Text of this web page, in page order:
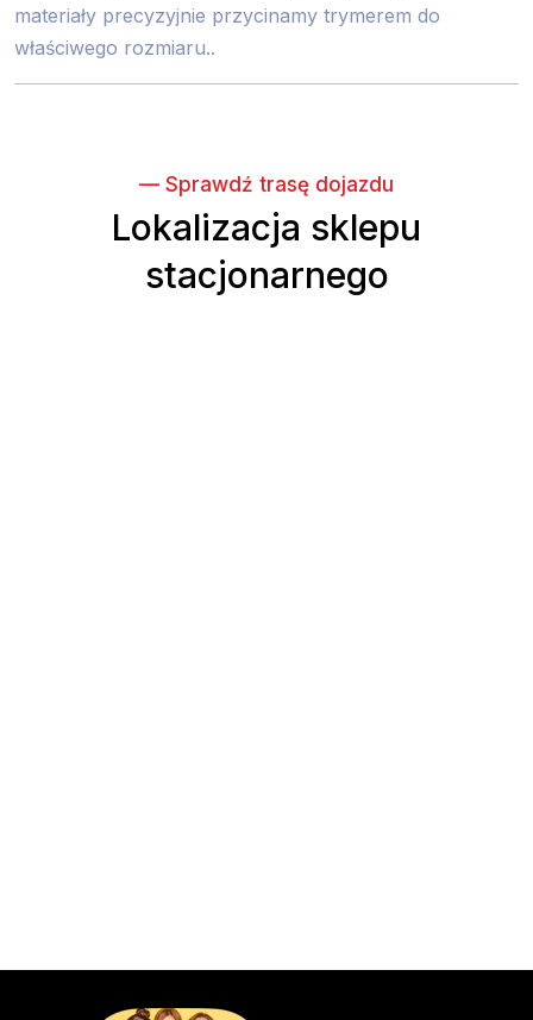
materiały precyzyjnie przycinamy trymerem do
właściwego rozmiaru..
— Sprawdź trasę dojazdu
Lokalizacja sklepu
stacjonarnego